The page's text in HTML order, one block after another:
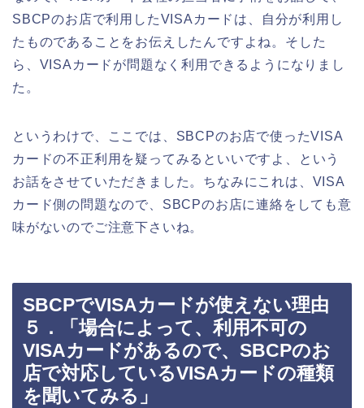
SBCPのお店で利用したVISAカードは、自分が利用し
たものであることをお伝えしたんですよね。そした
ら、VISAカードが問題なく利用できるようになりまし
た。
というわけで、ここでは、SBCPのお店で使ったVISA
カードの不正利用を疑ってみるといいですよ、という
お話をさせていただきました。ちなみにこれは、VISA
カード側の問題なので、SBCPのお店に連絡をしても意
味がないのでご注意下さいね。
SBCPでVISAカードが使えない理由
５．「場合によって、利用不可の
VISAカードがあるので、SBCPのお
店で対応しているVISAカードの種類
を聞いてみる」